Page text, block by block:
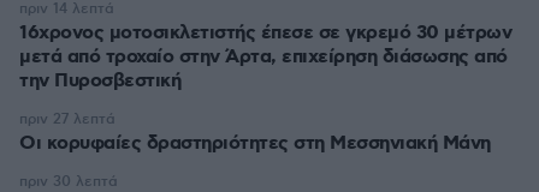
16χρονος μοτοσικλετιστής έπεσε σε γκρεμό 30 μέτρων
μετά από τροχαίο στην Άρτα, επιχείρηση διάσωσης από
την Πυροσβεστική
πριν 14 λεπτά
Οι κορυφαίες δραστηριότητες στη Μεσσηνιακή Μάνη
πριν 27 λεπτά
πριν 30 λεπτά